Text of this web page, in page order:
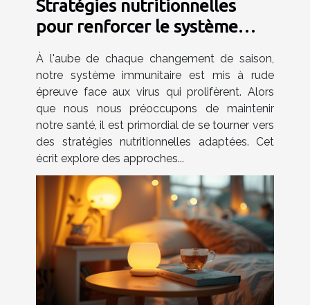
Stratégies nutritionnelles
pour renforcer le système
immunitaire face aux virus
saisonniers
À l'aube de chaque changement de saison,
notre système immunitaire est mis à rude
épreuve face aux virus qui prolifèrent. Alors
que nous nous préoccupons de maintenir
notre santé, il est primordial de se tourner vers
des stratégies nutritionnelles adaptées. Cet
écrit explore des approches...